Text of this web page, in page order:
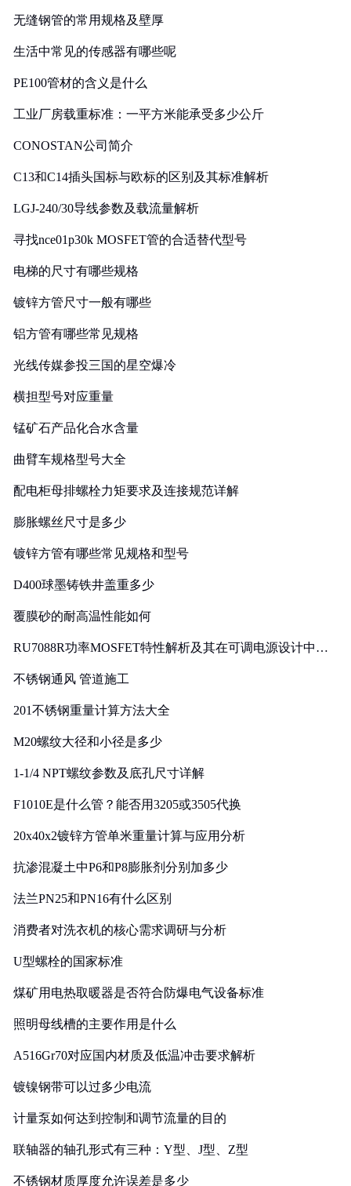
无缝钢管的常用规格及壁厚
生活中常见的传感器有哪些呢
PE100管材的含义是什么
工业厂房载重标准：一平方米能承受多少公斤
CONOSTAN公司简介
C13和C14插头国标与欧标的区别及其标准解析
LGJ-240/30导线参数及载流量解析
寻找nce01p30k MOSFET管的合适替代型号
电梯的尺寸有哪些规格
镀锌方管尺寸一般有哪些
铝方管有哪些常见规格
光线传媒参投三国的星空爆冷
横担型号对应重量
锰矿石产品化合水含量
曲臂车规格型号大全
配电柜母排螺栓力矩要求及连接规范详解
膨胀螺丝尺寸是多少
镀锌方管有哪些常见规格和型号
D400球墨铸铁井盖重多少
覆膜砂的耐高温性能如何
RU7088R功率MOSFET特性解析及其在可调电源设计中的
不锈钢通风 管道施工
201不锈钢重量计算方法大全
M20螺纹大径和小径是多少
1-1/4 NPT螺纹参数及底孔尺寸详解
F1010E是什么管？能否用3205或3505代换
20x40x2镀锌方管单米重量计算与应用分析
抗渗混凝土中P6和P8膨胀剂分别加多少
法兰PN25和PN16有什么区别
消费者对洗衣机的核心需求调研与分析
U型螺栓的国家标准
煤矿用电热取暖器是否符合防爆电气设备标准
照明母线槽的主要作用是什么
A516Gr70对应国内材质及低温冲击要求解析
镀镍钢带可以过多少电流
计量泵如何达到控制和调节流量的目的
联轴器的轴孔形式有三种：Y型、J型、Z型
不锈钢材质厚度允许误差是多少